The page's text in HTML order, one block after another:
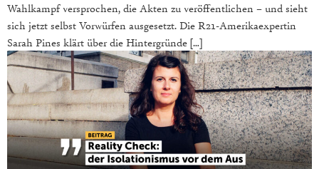
Wahlkampf versprochen, die Akten zu veröffentlichen – und sieht
sich jetzt selbst Vorwürfen ausgesetzt. Die R21-Amerikaexpertin
Sarah Pines klärt über die Hintergründe […]